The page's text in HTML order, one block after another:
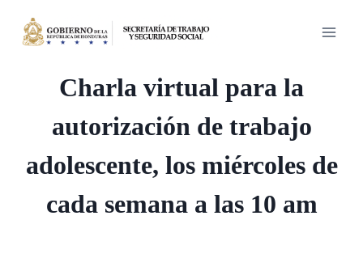
Charla virtual para la
autorización de trabajo
adolescente, los miércoles de
cada semana a las 10 am